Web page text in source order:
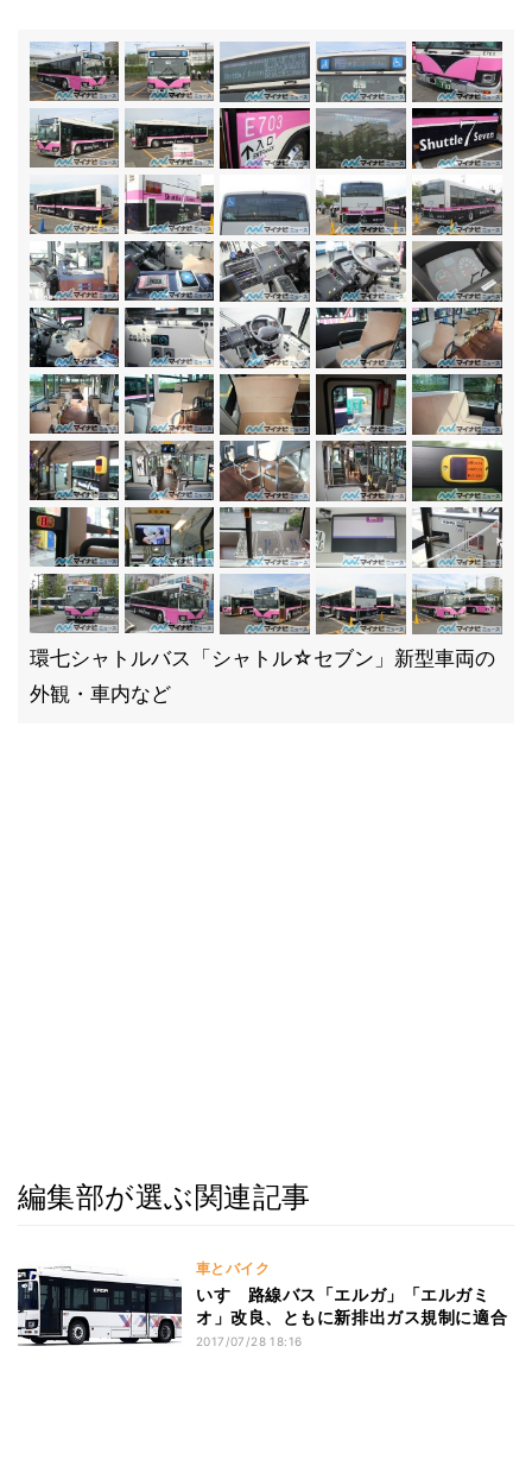
環七シャトルバス「シャトル☆セブン」新型車両の
外観・車内など
編集部が選ぶ関連記事
車とバイク
いすゞ路線バス「エルガ」「エルガミ
オ」改良、ともに新排出ガス規制に適合
2017/07/28 18:16